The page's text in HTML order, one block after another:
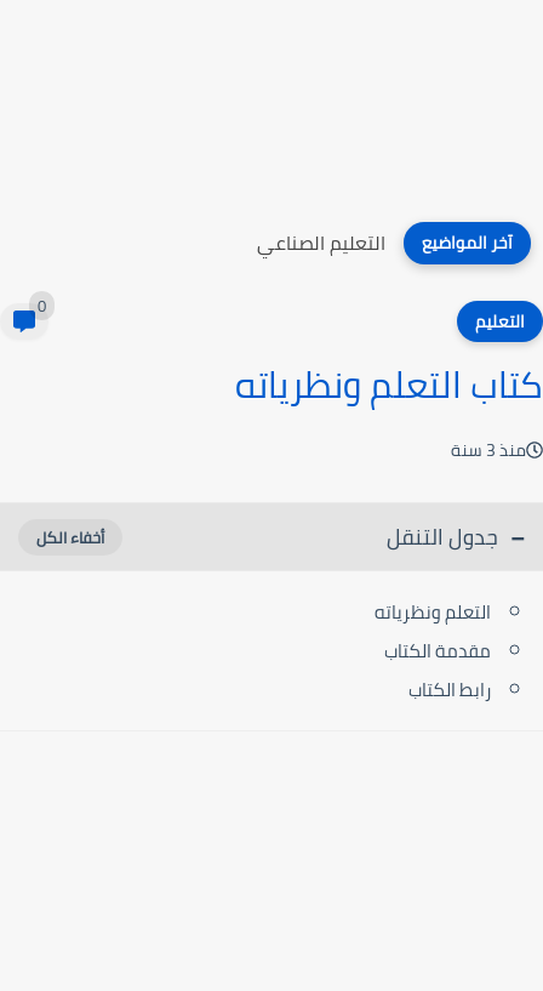
آخر المواضيع التعليم الصناعي
التعليم 0
كتاب التعلم ونظرياته
منذ 3 سنة
جدول التنقل
التعلم ونظرياته
مقدمة الكتاب
رابط الكتاب